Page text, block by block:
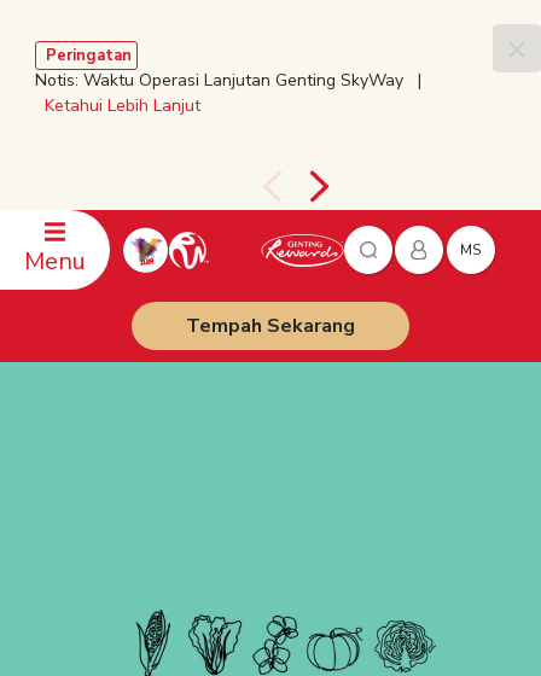
Peringatan
Notis: Waktu Operasi Lanjutan Genting SkyWay |
Ketahui Lebih Lanjut
Menu MS
Tempah Sekarang